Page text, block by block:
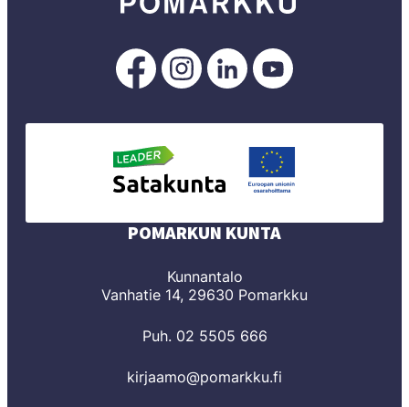
Pomarkku
Facebookissa
Pomarkku
Instagramissa
Pomarkku
LinkedInissä
POMARKUN KUNTA
Kunnantalo
Vanhatie 14, 29630 Pomarkku
Puh. 02 5505 666
kirjaamo@pomarkku.fi